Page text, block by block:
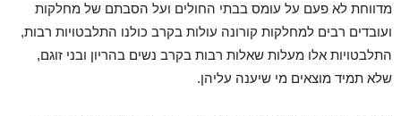
מדווחת לא פעם על עומס בבתי החולים ועל הסבתם של מחלקות
ועובדים רבים למחלקות קורונה עולות בקרב כולנו התלבטויות רבות,
התלבטויות אלו מעלות שאלות רבות בקרב נשים בהריון ובני זוגם,
שלא תמיד מוצאים מי שיענה עליהן.